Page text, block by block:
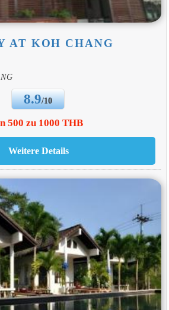
AT KOH CHANG
8.9/10
500 zu 1000 THB